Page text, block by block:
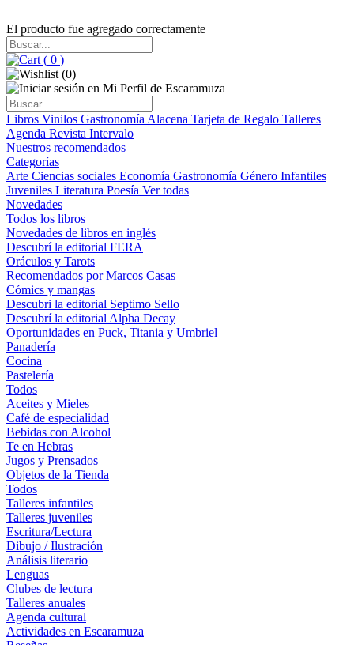
El producto fue agregado correctamente
( 0 )
(0)
Libros Vinilos Gastronomía Alacena Tarjeta de Regalo Talleres
Agenda Revista Intervalo
Nuestros recomendados
Categorías
Arte Ciencias sociales Economía Gastronomía Género Infantiles
Juveniles Literatura Poesía Ver todas
Novedades
Todos los libros
Novedades de libros en inglés
Descubrí la editorial FERA
Oráculos y Tarots
Recomendados por Marcos Casas
Cómics y mangas
Descubri la editorial Septimo Sello
Descubrí la editorial Alpha Decay
Oportunidades en Puck, Titania y Umbriel
Panadería
Cocina
Pastelería
Todos
Aceites y Mieles
Café de especialidad
Bebidas con Alcohol
Te en Hebras
Jugos y Prensados
Objetos de la Tienda
Todos
Talleres infantiles
Talleres juveniles
Escritura/Lectura
Dibujo / Ilustración
Análisis literario
Lenguas
Clubes de lectura
Talleres anuales
Agenda cultural
Actividades en Escaramuza